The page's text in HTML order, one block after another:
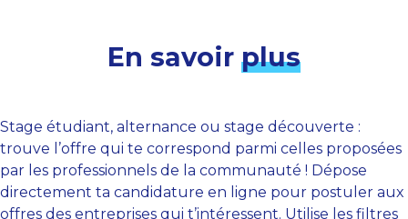
En savoir plus
Stage étudiant, alternance ou stage découverte :
trouve l’offre qui te correspond parmi celles proposées
par les professionnels de la communauté ! Dépose
directement ta candidature en ligne pour postuler aux
offres des entreprises qui t’intéressent. Utilise les filtres